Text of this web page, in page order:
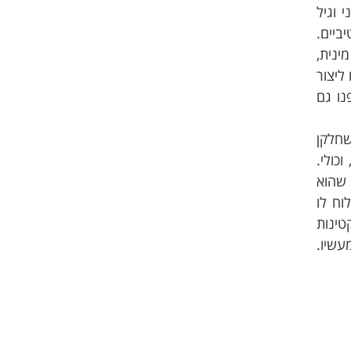
וגיל
ליצור
גם
שחלקן
שהוא
לו